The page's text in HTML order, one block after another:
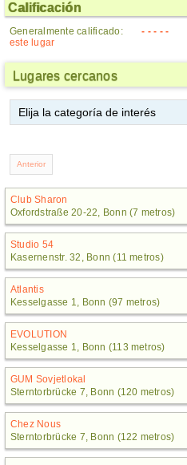
Calificación
Generalmente calificado: - - - - -
este lugar
Lugares cercanos
Club Sharon
Oxfordstraße 20-22, Bonn (7 metros)
Studio 54
Kasernenstr. 32, Bonn (11 metros)
Atlantis
Kesselgasse 1, Bonn (97 metros)
EVOLUTION
Kesselgasse 1, Bonn (113 metros)
GUM Sovjetlokal
Sterntorbrücke 7, Bonn (120 metros)
Chez Nous
Sterntorbrücke 7, Bonn (122 metros)